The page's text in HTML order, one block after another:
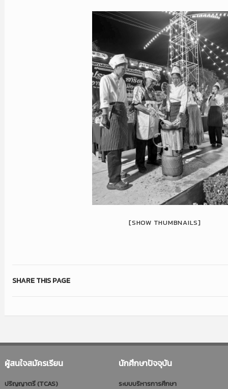
[SHOW THUMBNAILS]
SHARE THIS PAGE
ผู้สนใจสมัครเรียน
ปริญญาตรี (TCAS)
นักศึกษาปัจจุบัน
ระบบบริหารการศึกษา